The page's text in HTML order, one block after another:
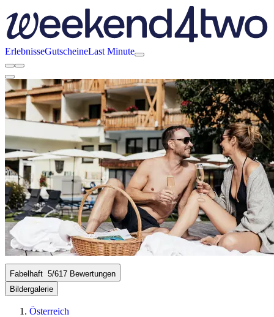
ErlebnisseGutscheineLast Minute
Fabelhaft 5/617 Bewertungen
Bildergalerie
Österreich